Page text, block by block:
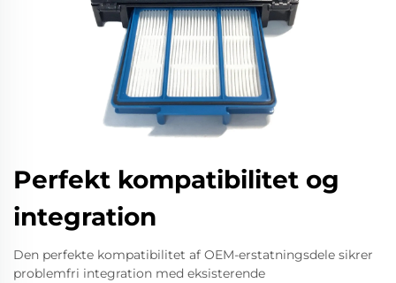
Perfekt kompatibilitet og
integration
Den perfekte kompatibilitet af OEM-erstatningsdele sikrer
problemfri integration med eksisterende